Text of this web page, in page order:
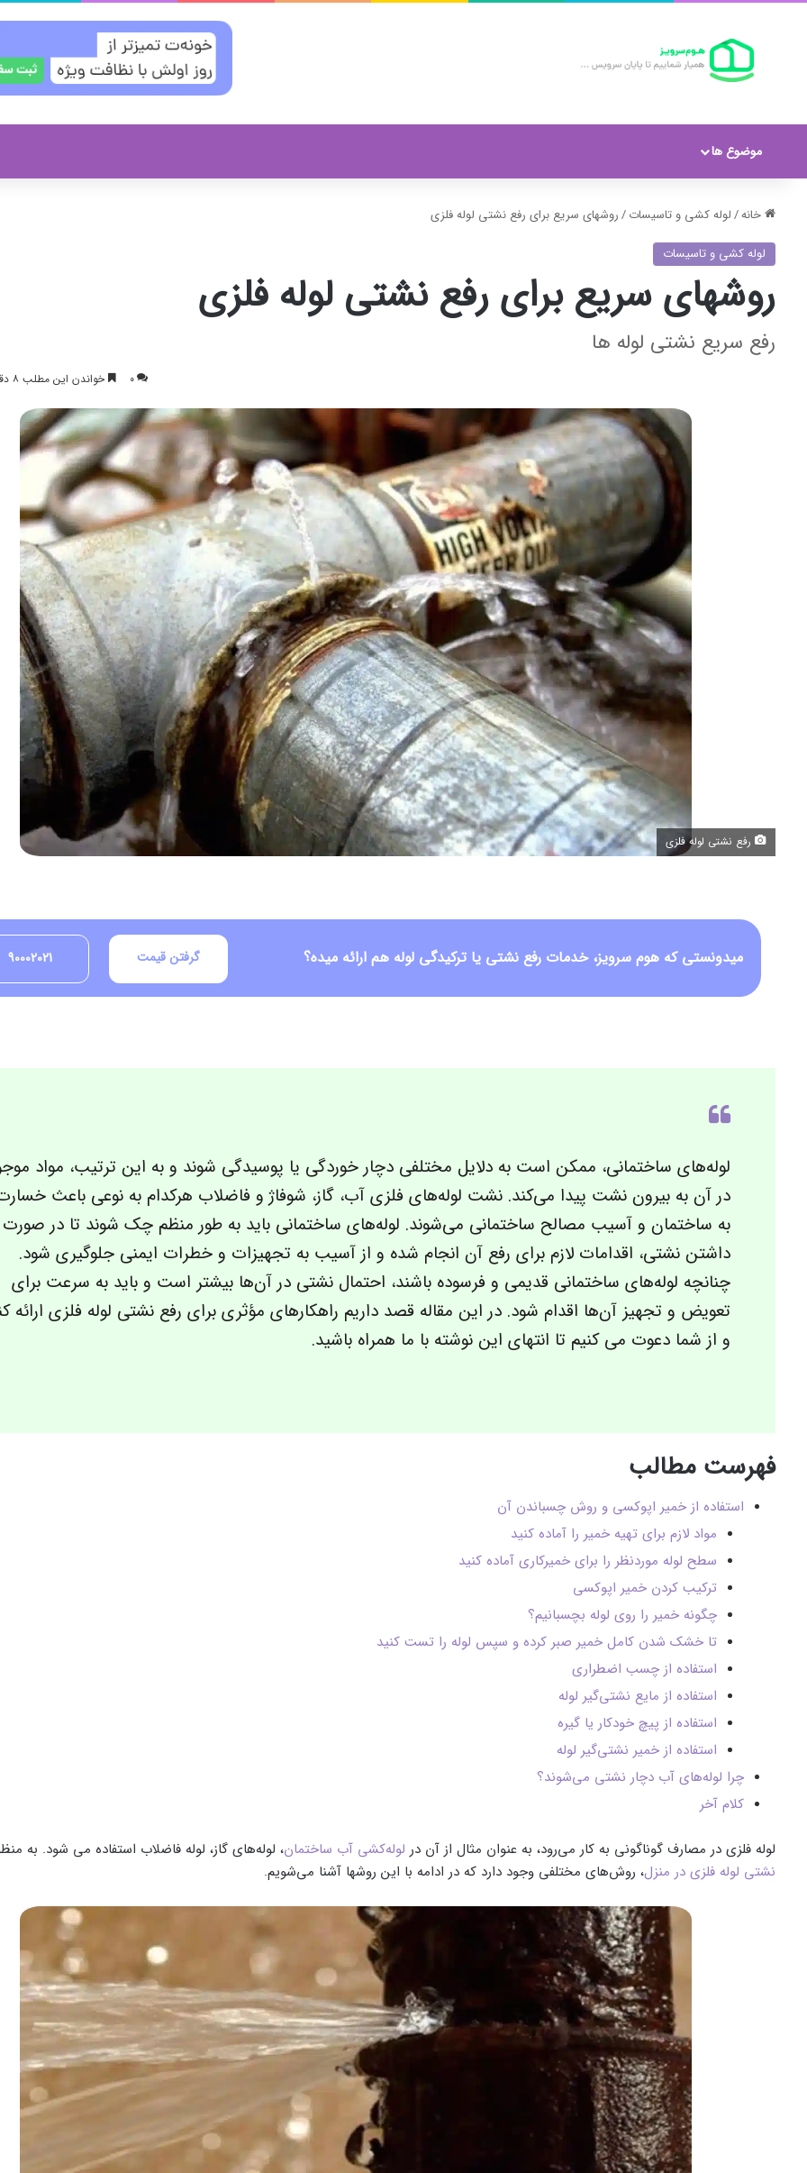
موضوع ها
خانه/لوله کشی و تاسیسات/روشهای سریع برای رفع نشتی لوله فلزی
لوله کشی و تاسیسات
روشهای سریع برای رفع نشتی لوله فلزی
رفع سریع نشتی لوله ها
۰ خواندن این مطلب ۸ دقیقه زمان میبرد
رفع نشتی لوله فلزی
میدونستی که هوم سرویز، خدمات رفع نشتی یا ترکیدگی لوله هم ارائه میده؟ 90002021 گرفتن قیمت
لوله‌های ساختمانی، ممکن است به دلایل مختلفی دچار خوردگی یا پوسیدگی شوند و به‌ این‌ ترتیب، مواد
در آن به بیرون نشت پیدا می‌کند. نشت لوله‌های فلزی آب، گاز، شوفاژ و فاضلاب هرکدام به‌ نوعی باعث
به ساختمان و آسیب مصالح ساختمانی می‌شوند. لوله‌های ساختمانی باید به طور منظم چک شوند تا در صورت
داشتن نشتی، اقدامات لازم برای رفع آن انجام شده و از آسیب به تجهیزات و خطرات ایمنی جلوگیری شود.
چنانچه لوله‌های ساختمانی قدیمی و فرسوده باشند، احتمال نشتی در آن‌ها بیشتر است و باید به‌ سرعت برای
تعویض و تجهیز آن‌ها اقدام شود. در این مقاله قصد داریم راهکارهای مؤثری برای رفع نشتی لوله فلزی ارائه
و از شما دعوت می کنیم تا انتهای این نوشته با ما همراه باشید.
فهرست مطالب
استفاده از خمیر اپوکسی و روش چسباندن آن
مواد لازم برای تهیه خمیر را آماده کنید
سطح لوله موردنظر را برای خمیرکاری آماده کنید
ترکیب کردن خمیر اپوکسی
چگونه خمیر را روی لوله بچسبانیم؟
تا خشک شدن کامل خمیر صبر کرده و سپس لوله را تست کنید
استفاده از چسب اضطراری
استفاده از مایع نشتی‌گیر لوله
استفاده از پیچ خودکار یا گیره
استفاده از خمیر نشتی‌گیر لوله
چرا لوله‌های آب دچار نشتی می‌شوند؟
کلام آخر
لوله فلزی در مصارف گوناگونی به کار می‌رود، به‌ عنوان‌ مثال از آن در لوله‌کشی آب ساختمان، لوله‌های گاز، لوله فاضلاب استفاده می شود. به‌
نشتی لوله فلزی در منزل، روش‌های مختلفی وجود دارد که در ادامه با این روشها آشنا می‌شویم.